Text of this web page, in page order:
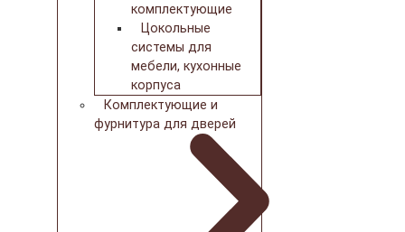
комплектующие
Цокольные
системы для
мебели, кухонные
корпуса
Комплектующие и
фурнитура для дверей